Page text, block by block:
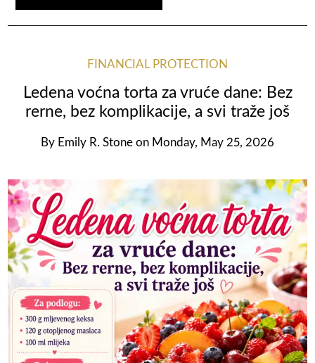
FINANCIAL PROTECTION
Ledena voćna torta za vruće dane: Bez
rerne, bez komplikacije, a svi traže još
By Emily R. Stone on Monday, May 25, 2026